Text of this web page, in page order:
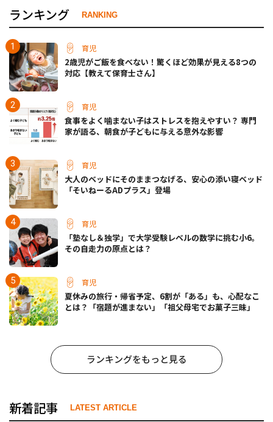
ランキング RANKING
育児
2歳児がご飯を食べない！驚くほど効果が見える8つの
対応【教えて保育士さん】
育児
食事をよく噛まない子はストレスを抱えやすい？ 専門
家が語る、朝食が子どもに与える意外な影響
育児
大人のベッドにそのままつなげる、安心の添い寝ベッド
「そいねーるADプラス」登場
育児
「塾なし＆独学」で大学受験レベルの数学に挑む小6。
その自走力の原点とは？
育児
夏休みの旅行・帰省予定、6割が「ある」も、心配なこ
とは？「宿題が進まない」「祖父母宅でお菓子三昧」
ランキングをもっと見る
新着記事 LATEST ARTICLE